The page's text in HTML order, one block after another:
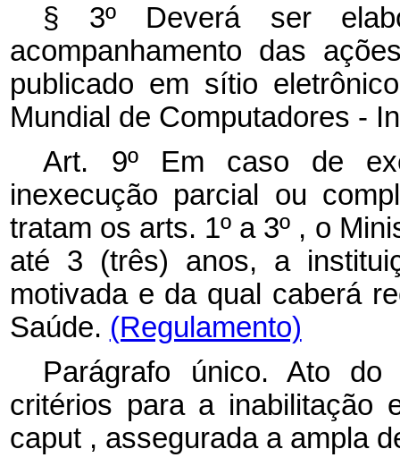
§ 3º Deverá ser
acompanhamento das
publicado em sítio
Mundial de Computadores -
Art. 9º Em caso de
inexecução parcial ou
tratam os arts. 1º a 3º , o
até 3 (três) anos, a
motivada e da qual caberá
Saúde. (Regulamento)
Parágrafo único. Ato do
critérios para a inabilitação
caput , assegurada a ampla